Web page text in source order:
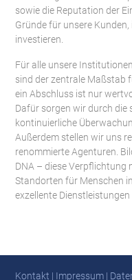
sowie die Reputation der
Gründe für unsere
investieren.
Für alle unsere
sind der zentrale Maßstab
ein Abschluss ist nur
Dafür sorgen wir durch die
kontinuierliche
Außerdem stellen wir uns
renommierte Agenturen.
DNA – diese Verpflichtung
Standorten für Menschen
exzellente
Kontakt | Impressum |